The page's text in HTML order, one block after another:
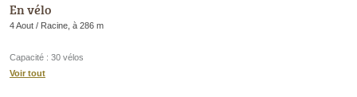
En vélo
4 Aout / Racine, à 286 m
Capacité : 30 vélos
Voir tout